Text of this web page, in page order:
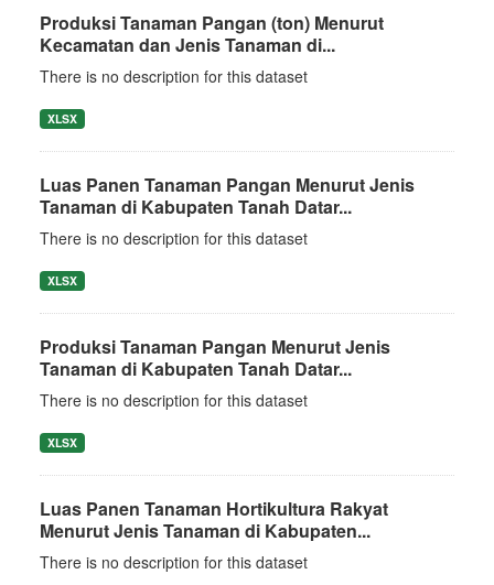
Produksi Tanaman Pangan (ton) Menurut
Kecamatan dan Jenis Tanaman di...
There is no description for this dataset
XLSX
Luas Panen Tanaman Pangan Menurut Jenis
Tanaman di Kabupaten Tanah Datar...
There is no description for this dataset
XLSX
Produksi Tanaman Pangan Menurut Jenis
Tanaman di Kabupaten Tanah Datar...
There is no description for this dataset
XLSX
Luas Panen Tanaman Hortikultura Rakyat
Menurut Jenis Tanaman di Kabupaten...
There is no description for this dataset